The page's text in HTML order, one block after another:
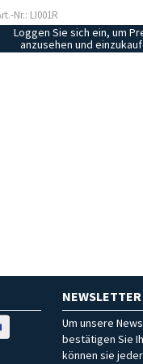
Nr.: LI001R
Loggen Sie sich ein, um
anzusehen und
NEWSLETTER
Um unsere
bestätigen Sie
können sie